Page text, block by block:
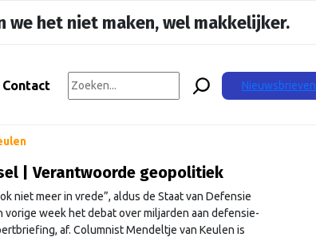
we het niet maken, wel makkelijker.
Contact Nieuwsbrieven
| Verantwoorde geopolitiek
niet meer in vrede”, aldus de Staat van Defensie
vorige week het debat over miljarden aan defensie-
af. Columnist Mendeltje van Keulen is